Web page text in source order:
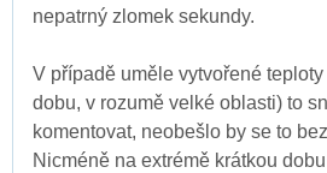
nepatrný zlomek sekundy.
V případě uměle vytvořené
dobu, v rozumě velké oblasti) to
komentovat, neobešlo by se to
Nicméně na extrémě krátkou